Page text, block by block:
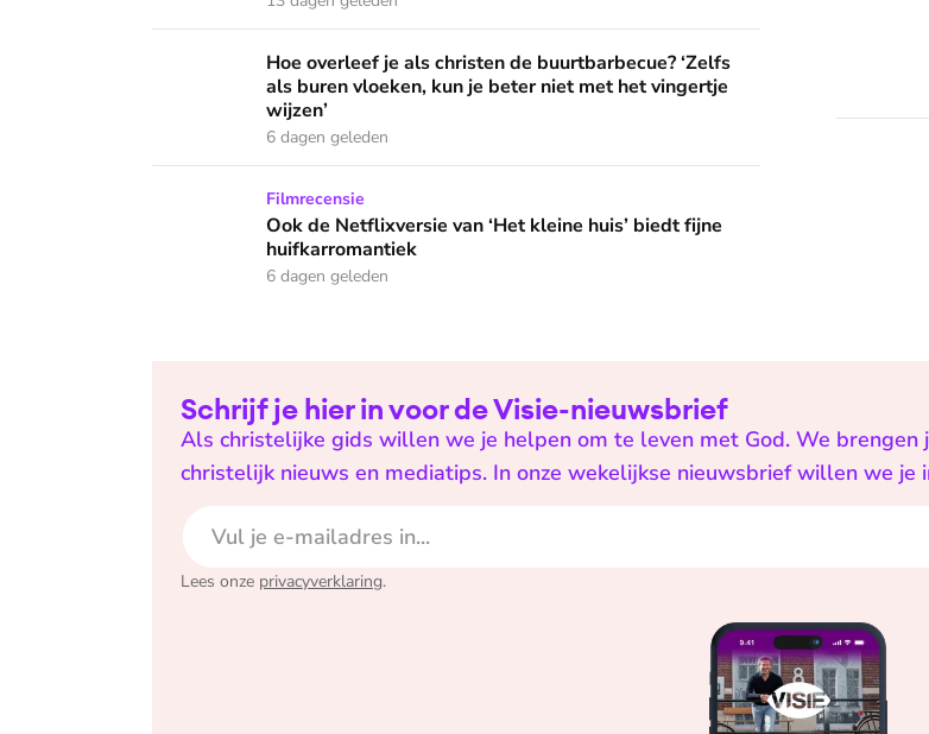
Hoe overleef je als christen de buurtbarbecue? ‘Zelfs als buren vloeken, kun je beter niet
Hoe overleef je als christen de buurtbarbecue? ‘Zelfs
als buren vloeken, kun je beter niet met het vingertje
wijzen’
6 dagen geleden
Ook de Netflixversie van ‘Het kleine huis’ biedt fijne huifkarromantiek
Filmrecensie
Ook de Netflixversie van ‘Het kleine huis’ biedt fijne
huifkarromantiek
6 dagen geleden
Op zoek
Schrijf je hier in voor de Visie-nieuwsbrief
Als christelijke gids willen we je helpen om te leven met God. We brengen
christelijk nieuws en mediatips. In onze wekelijkse nieuwsbrief willen we
Lees onze privacyverklaring.